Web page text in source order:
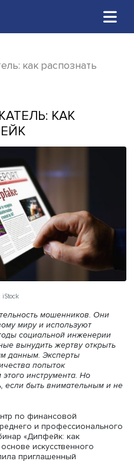
как распознать
КАК
Фото: iStock
мошенников.
миру и используют
Методы социальной
вынудить жертву
попыток
этого инструмента. Но
если быть